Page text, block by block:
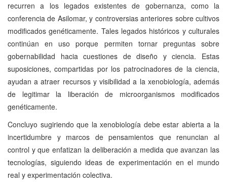
recurren a los legados existentes de gobernanza, como la
conferencia de Asilomar, y controversias anteriores sobre cultivos
modificados genéticamente. Tales legados históricos y culturales
continúan en uso porque permiten tornar preguntas sobre
gobernabilidad hacia cuestiones de diseño y ciencia. Estas
suposiciones, compartidas por los patrocinadores de la ciencia,
ayudan a atraer recursos y visibilidad a la xenobiología, además
de legitimar la liberación de microorganismos modificados
genéticamente.
Concluyo sugiriendo que la xenobiología debe estar abierta a la
incertidumbre y marcos de pensamientos que renuncian al
control y que enfatizan la deliberación a medida que avanzan las
tecnologías, siguiendo ideas de experimentación en el mundo
real y experimentación colectiva.